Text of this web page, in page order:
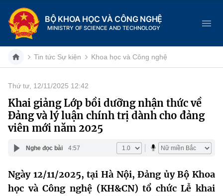
BỘ KHOA HỌC VÀ CÔNG NGHỆ
MINISTRY OF SCIENCE AND TECHNOLOGY
Danh mục
Trang chủ
Cơ cấu tổ chức
Khoa học và Công nghệ
Dịch vụ công
Tin tức Sự kiện Khoa học và Công nghệ
Thứ tư, 12/11/2025 12:42
Khai giảng Lớp bồi dưỡng nhận thức về
Đảng và lý luận chính trị dành cho đảng
viên mới năm 2025
Nghe đọc bài 4:57
Ngày 12/11/2025, tại Hà Nội, Đảng ủy Bộ Khoa
học và Công nghệ (KH&CN) tổ chức Lễ khai